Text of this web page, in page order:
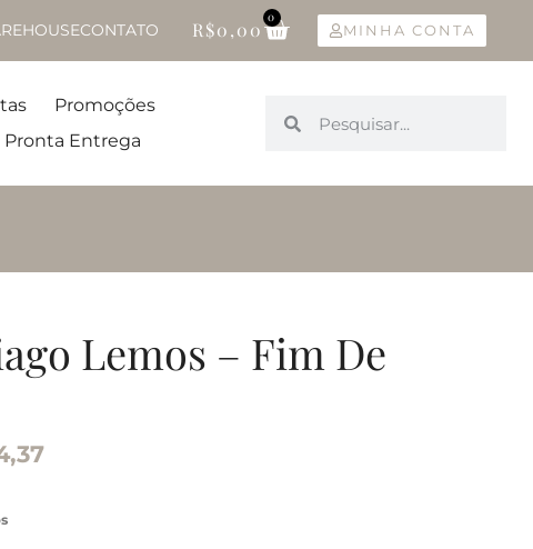
CONTATO R$0,00
0
MINHA CONTA
Promoções
Pronta Entrega
Lemos – Fim De